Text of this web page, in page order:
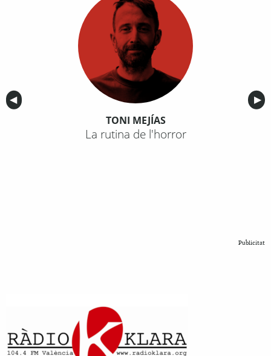
Anterior
◀︎ ▶︎
TONI MEJÍAS
La rutina de l'horror
Publicitat